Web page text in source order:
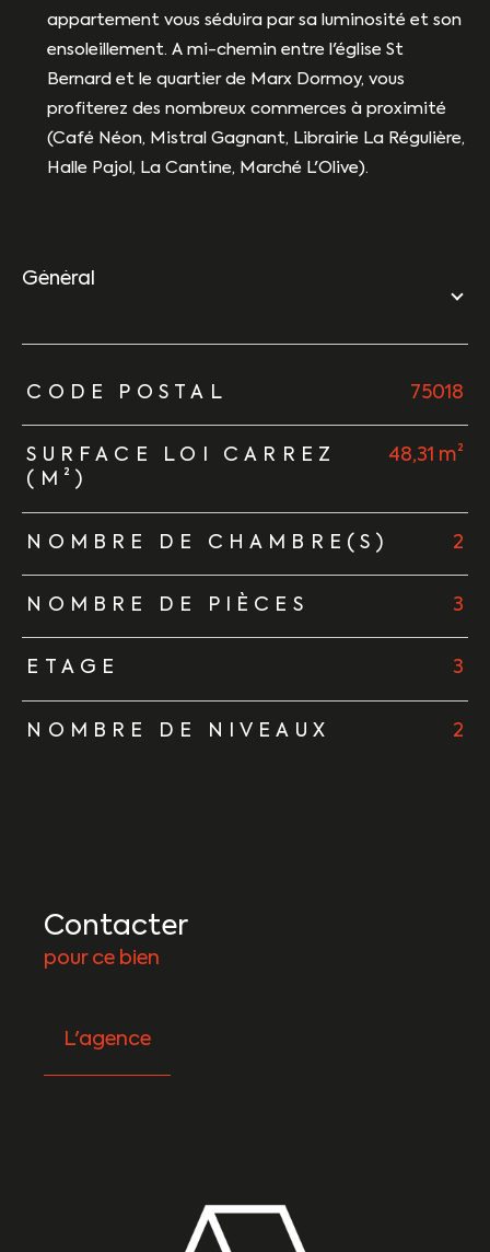
appartement vous séduira par sa luminosité et son
ensoleillement. A mi-chemin entre l'église St
Bernard et le quartier de Marx Dormoy, vous
profiterez des nombreux commerces à proximité
(Café Néon, Mistral Gagnant, Librairie La Régulière,
Halle Pajol, La Cantine, Marché L'Olive).
général
TRAD_ZEPHYR_Caracteristique TRAD_ZEPHYR_Valeurs
CODE POSTAL 75018
SURFACE LOI CARREZ
(M²)
48,31 m²
NOMBRE DE CHAMBRE(S) 2
NOMBRE DE PIÈCES 3
ETAGE 3
NOMBRE DE NIVEAUX 2
Contacter
pour ce bien
L'agence